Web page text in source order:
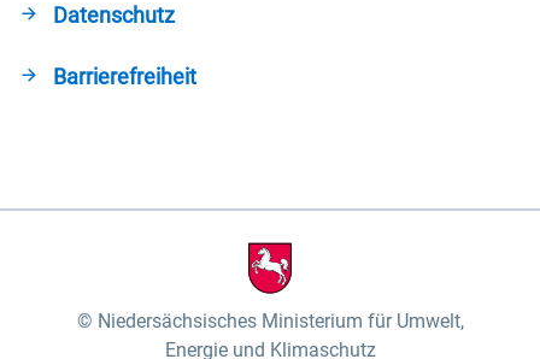
Datenschutz
Barrierefreiheit
Niedersächsisches Ministerium für Umwelt,
Energie und Klimaschutz